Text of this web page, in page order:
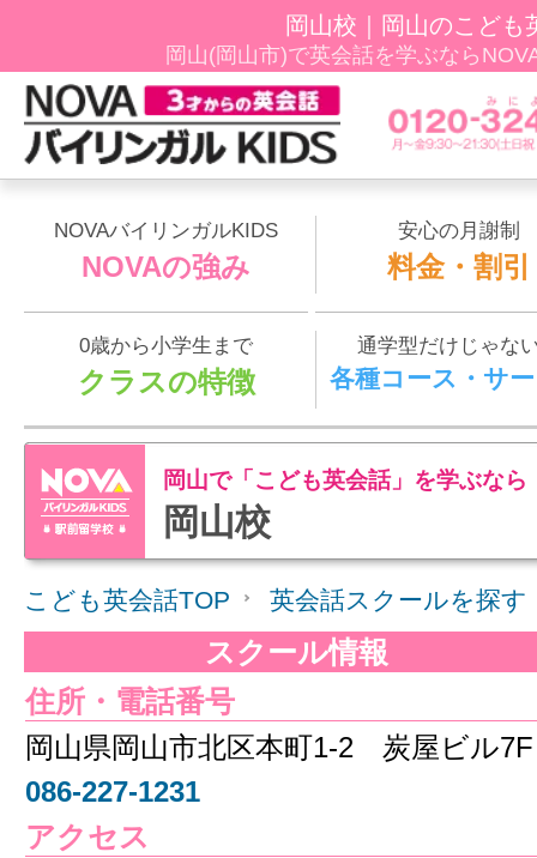
岡山校｜岡山のこども
岡山(岡山市)で英会話を学ぶなら
NOVAバイリンガルKIDS
NOVAの強み
安心の月謝制
料金・割引
0歳から小学生まで
クラスの特徴
通学型だけじゃな
各種コース・サ
岡山校
岡山で「こども英会話」を学ぶなら
こども英会話TOP 英会話スクールを探す
スクール情報
住所・電話番号
岡山県岡山市北区本町1-2 炭屋ビル7F
086-227-1231
アクセス